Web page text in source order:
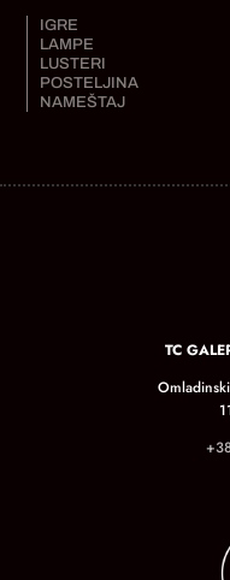
IGRE
LAMPE
LUSTERI
POSTELJINA
NAMEŠTAJ
TC